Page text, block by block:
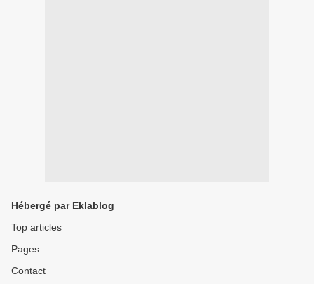
Hébergé par Eklablog
Top articles
Pages
Contact